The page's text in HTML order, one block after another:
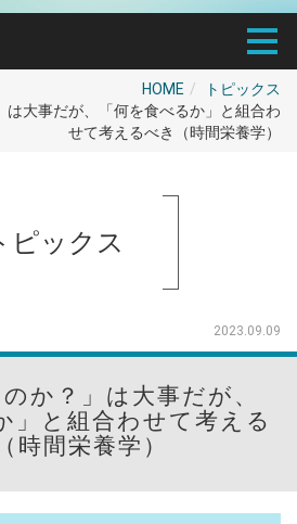
HOME
トピックス
は大事だが、「何を食べるか」と組合わ
せて考えるべき（時間栄養学）
ピックス
2023.09.09
か？」は大事だが、
」と組合わせて考える
時間栄養学）